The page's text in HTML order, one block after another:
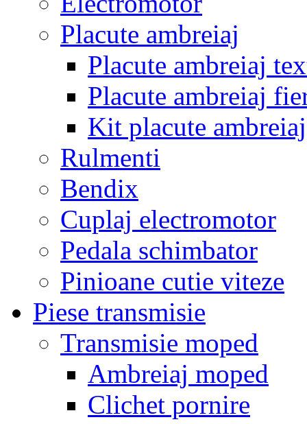
Placute ambreiaj
Placute ambreiaj
Placute ambreiaj
Kit placute ambreiaj
Rulmenti
Bendix
Cuplaj electromotor
Pedala schimbator
Pinioane cutie viteze
Piese transmisie
Transmisie moped
Ambreiaj moped
Clichet pornire